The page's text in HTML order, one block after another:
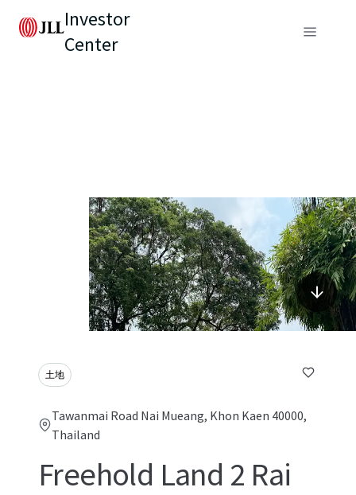
Investor
Center
土地
Tawanmai Road Nai Mueang, Khon Kaen 40000,
Thailand
Freehold Land 2 Rai